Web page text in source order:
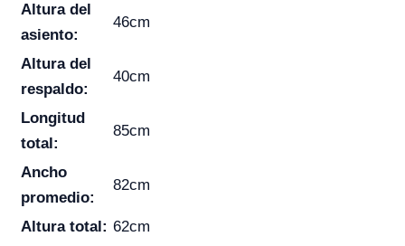
Altura del
asiento:
46cm
Altura del
respaldo:
40cm
Longitud
total:
85cm
Ancho
promedio:
82cm
Altura total: 62cm